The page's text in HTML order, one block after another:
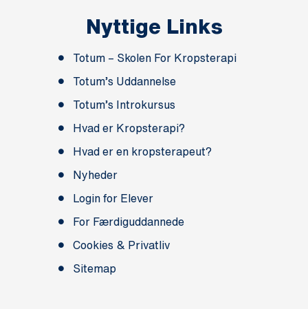
Nyttige Links
Totum – Skolen For Kropsterapi
Totum’s Uddannelse
Totum’s Introkursus
Hvad er Kropsterapi?
Hvad er en kropsterapeut?
Nyheder
Login for Elever
For Færdiguddannede
Cookies & Privatliv
Sitemap